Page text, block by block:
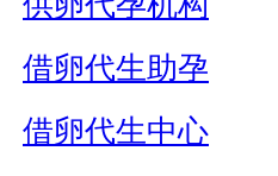
借卵代生助孕
借卵代生中心